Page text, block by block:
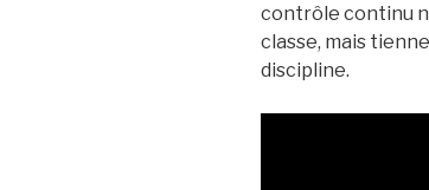
contrôle continu
classe, mais
discipline.